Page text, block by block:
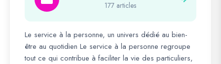
177 articles
Le service à la personne, un univers dédié au bien-
être au quotidien Le service à la personne regroupe
tout ce qui contribue à faciliter la vie des particuliers,